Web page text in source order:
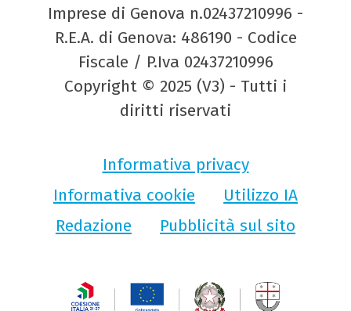
Imprese di Genova n.02437210996 -
R.E.A. di Genova: 486190 - Codice
Fiscale / P.Iva 02437210996
Copyright © 2025 (V3) - Tutti i
diritti riservati
Informativa privacy
Informativa cookie
Utilizzo IA
Redazione
Pubblicità sul sito